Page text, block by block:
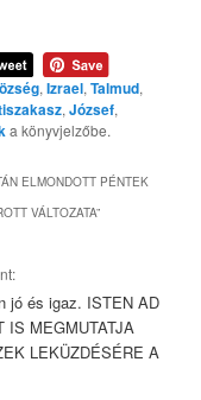
,Izrael,Talmud,
,József,
a könyvjelzőbe.
ELMONDOTT PÉNTEK
VÁLTOZATA”
jó és igaz. ISTEN AD
IS MEGMUTATJA
LEKÜZDÉSÉRE A